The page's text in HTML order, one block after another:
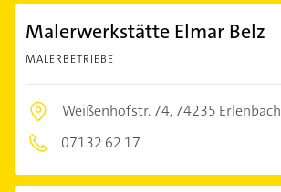
Malerwerkstätte Elmar Belz
MALERBETRIEBE
Weißenhofstr. 74,74235 Erlenbach
07132 62 17